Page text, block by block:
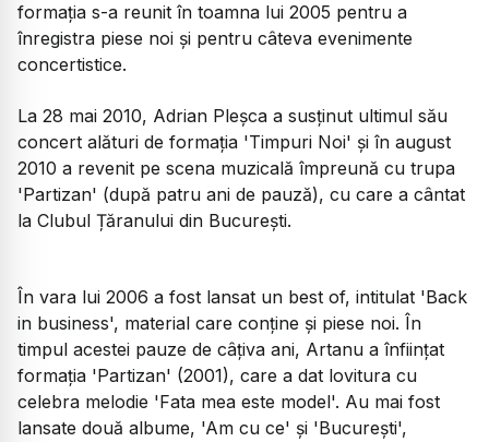
formația s-a reunit în toamna lui 2005 pentru a
înregistra piese noi și pentru câteva evenimente
concertistice.
La 28 mai 2010, Adrian Pleșca a susținut ultimul său
concert alături de formația 'Timpuri Noi' și în august
2010 a revenit pe scena muzicală împreună cu trupa
'Partizan' (după patru ani de pauză), cu care a cântat
la Clubul Țăranului din București.
În vara lui 2006 a fost lansat un best of, intitulat 'Back
in business', material care conține și piese noi. În
timpul acestei pauze de câțiva ani, Artanu a înființat
formația 'Partizan' (2001), care a dat lovitura cu
celebra melodie 'Fata mea este model'. Au mai fost
lansate două albume, 'Am cu ce' și 'București',